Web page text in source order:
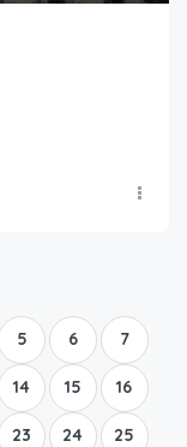
5 6 7
14 15 16
23 24 25